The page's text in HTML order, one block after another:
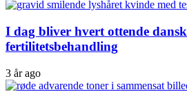
I dag bliver hvert ottende
fertilitetsbehandling
3 år ago